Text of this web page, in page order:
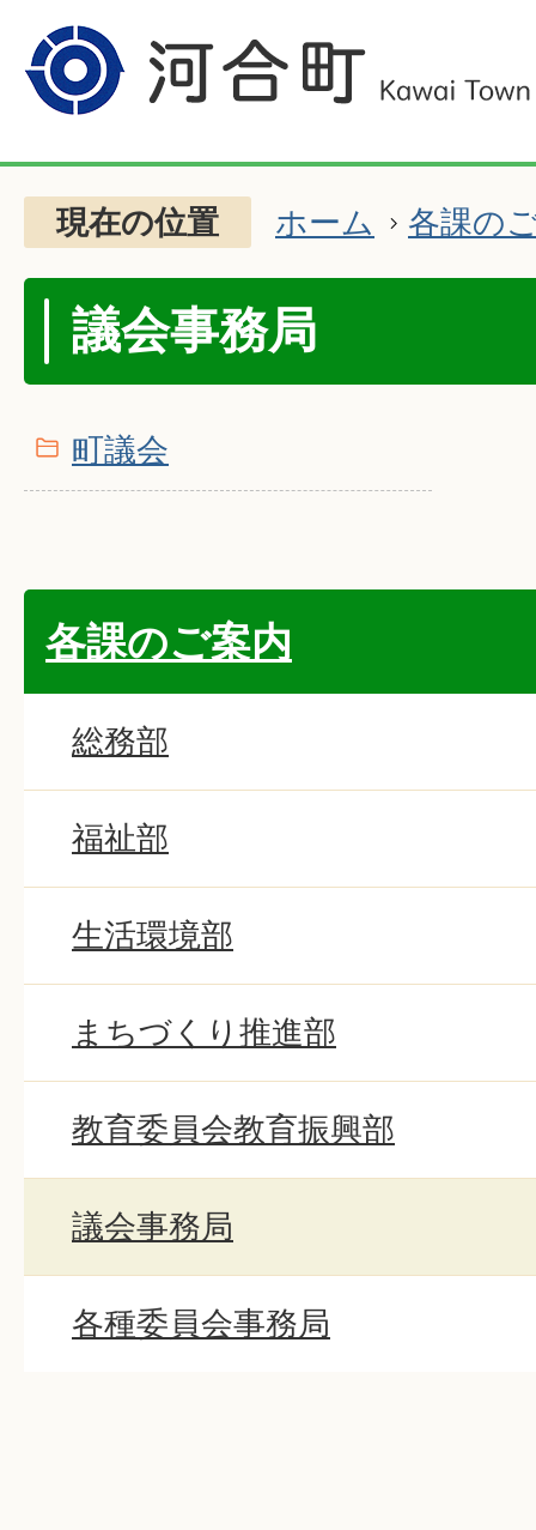
現在の位置 ホーム 各課の
議会事務局
町議会
各課のご案内
総務部
福祉部
生活環境部
まちづくり推進部
教育委員会教育振興部
議会事務局
各種委員会事務局